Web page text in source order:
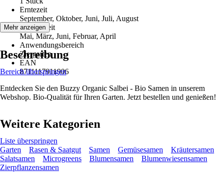
Erntezeit
September, Oktober, Juni, Juli, August
Aussaatzeit
Mai, März, Juni, Februar, April
Anwendungsbereich
Ziergarten
EAN
8711117911906
Mehr anzeigen
Beschreibung
Bereich überspringen
Entdecken Sie den Buzzy Organic Salbei - Bio Samen in unserem
Webshop. Bio-Qualität für Ihren Garten. Jetzt bestellen und genießen!
Weitere Kategorien
Liste überspringen
Garten
Rasen & Saatgut Samen Gemüsesamen
Kräutersamen
Salatsamen
Microgreens Blumensamen
Blumenwiesensamen
Zierpflanzensamen